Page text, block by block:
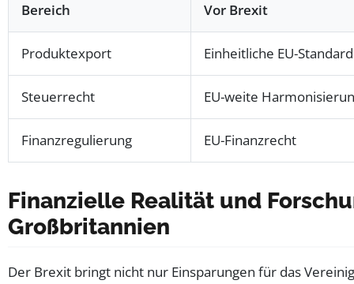
Bereich Vor Brexit
Produktexport Einheitliche EU-
Steuerrecht EU-weite
Finanzregulierung EU-Finanzrecht
Finanzielle Realität und
Großbritannien
Der Brexit bringt nicht nur Einsparungen für das